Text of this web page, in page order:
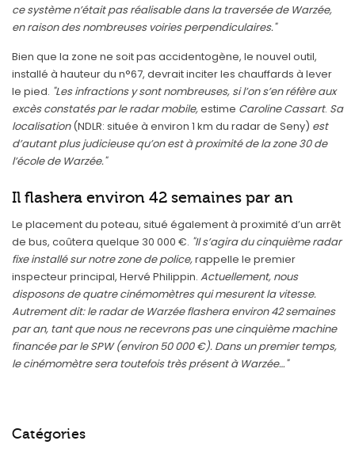
ce système n’était pas réalisable dans la traversée de Warzée,
en raison des nombreuses voiries perpendiculaires."
Bien que la zone ne soit pas accidentogène, le nouvel outil,
installé à hauteur du n°67, devrait inciter les chauffards à lever
le pied. "Les infractions y sont nombreuses, si l’on s’en réfère aux
excès constatés par le radar mobile,estime Caroline Cassart. Sa
localisation(NDLR: située à environ 1 km du radar de Seny) est
d’autant plus judicieuse qu’on est à proximité de la zone 30 de
l’école de Warzée."
Il flashera environ 42 semaines par an
Le placement du poteau, situé également à proximité d’un arrêt
de bus, coûtera quelque 30 000 €. "Il s’agira du cinquième radar
fixe installé sur notre zone de police,rappelle le premier
inspecteur principal, Hervé Philippin. Actuellement, nous
disposons de quatre cinémomètres qui mesurent la vitesse.
Autrement dit: le radar de Warzée flashera environ 42 semaines
par an, tant que nous ne recevrons pas une cinquième machine
financée par le SPW (environ 50 000 €). Dans un premier temps,
le cinémomètre sera toutefois très présent à Warzée…"
Catégories